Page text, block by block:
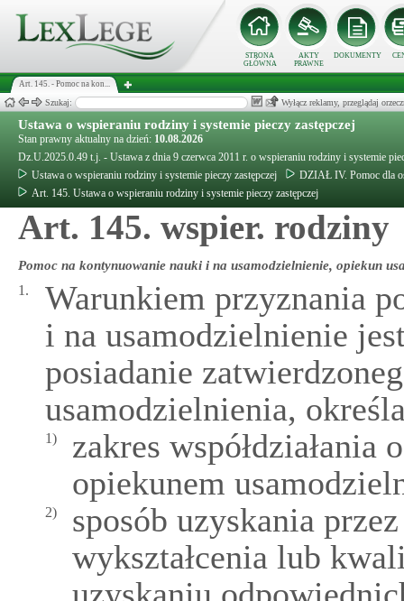
STRONA
GŁÓWNA
AKTY
PRAWNE
DOKUMENTY
Art. 145. - Pomoc na kon...
Szukaj: Wyłącz reklamy, przeglądaj
Ustawa o wspieraniu rodziny i systemie pieczy zastępczej
Stan prawny aktualny na dzień: 10.08.2026
Dz.U.2025.0.49 t.j. - Ustawa z dnia 9 czerwca 2011 r. o wspieraniu rodziny i systemie
Ustawa o wspieraniu rodziny i systemie pieczy zastępczej
DZIAŁ IV. Pomoc dla
Art. 145. Ustawa o wspieraniu rodziny i systemie pieczy zastępczej
Art. 145. wspier. rodziny
Pomoc na kontynuowanie nauki i na usamodzielnienie, opiekun
1.
Warunkiem przyznania
i na usamodzielnienie
posiadanie
usamodzielnienia,
1)
zakres współdziałania
opiekunem
2)
sposób uzyskania
wykształcenia lub